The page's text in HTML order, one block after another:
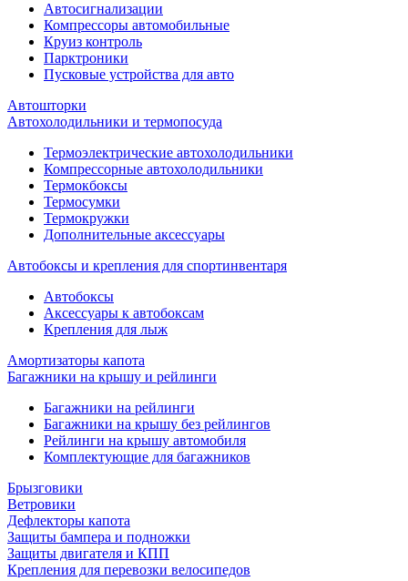
Автосигнализации
Компрессоры автомобильные
Круиз контроль
Парктроники
Пусковые устройства для авто
Автошторки
Автохолодильники и термопосуда
Термоэлектрические автохолодильники
Компрессорные автохолодильники
Термокбоксы
Термосумки
Термокружки
Дополнительные аксессуары
Автобоксы и крепления для спортинвентаря
Автобоксы
Аксессуары к автобоксам
Крепления для лыж
Амортизаторы капота
Багажники на крышу и рейлинги
Багажники на рейлинги
Багажники на крышу без рейлингов
Рейлинги на крышу автомобиля
Комплектующие для багажников
Брызговики
Ветровики
Дефлекторы капота
Защиты бампера и подножки
Защиты двигателя и КПП
Крепления для перевозки велосипедов